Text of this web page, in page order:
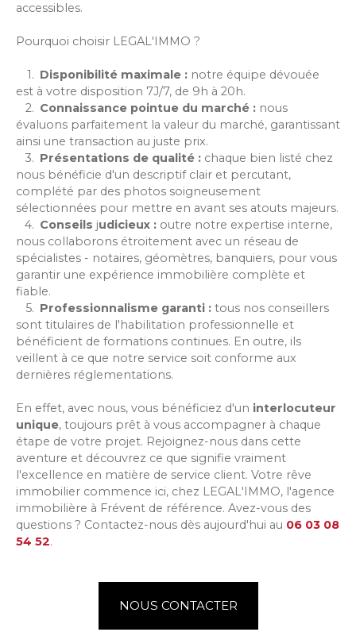
accessibles.
Pourquoi choisir LEGAL'IMMO ?
Disponibilité maximale : notre équipe dévouée
est à votre disposition 7J/7, de 9h à 20h.
Connaissance pointue du marché : nous
évaluons parfaitement la valeur du marché, garantissant
ainsi une transaction au juste prix.
Présentations de qualité : chaque bien listé chez
nous bénéficie d'un descriptif clair et percutant,
complété par des photos soigneusement
sélectionnées pour mettre en avant ses atouts majeurs.
Conseils judicieux : outre notre expertise interne,
nous collaborons étroitement avec un réseau de
spécialistes - notaires, géomètres, banquiers, pour vous
garantir une expérience immobilière complète et
fiable.
Professionnalisme garanti : tous nos conseillers
sont titulaires de l'habilitation professionnelle et
bénéficient de formations continues. En outre, ils
veillent à ce que notre service soit conforme aux
dernières réglementations.
En effet, avec nous, vous bénéficiez d'un interlocuteur
unique, toujours prêt à vous accompagner à chaque
étape de votre projet. Rejoignez-nous dans cette
aventure et découvrez ce que signifie vraiment
l'excellence en matière de service client. Votre rêve
immobilier commence ici, chez LEGAL'IMMO, l'agence
immobilière à Frévent de référence. Avez-vous des
questions ? Contactez-nous dès aujourd'hui au 06 03 08
54 52.
NOUS CONTACTER